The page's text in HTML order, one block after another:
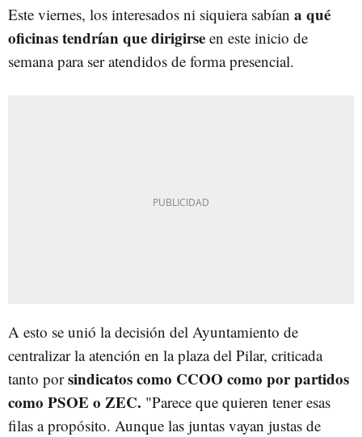
Este viernes, los interesados ni siquiera sabían a qué
oficinas tendrían que dirigirse en este inicio de
semana para ser atendidos de forma presencial.
A esto se unió la decisión del Ayuntamiento de
centralizar la atención en la plaza del Pilar, criticada
tanto porsindicatos como CCOO como por partidos
como PSOE o ZEC. "Parece que quieren tener esas
filas a propósito. Aunque las juntas vayan justas de